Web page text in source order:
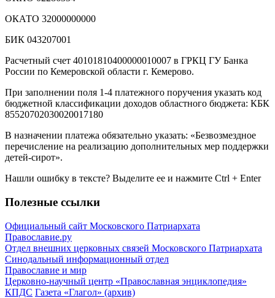
ОКАТО 32000000000
БИК 043207001
Расчетный счет 40101810400000010007 в ГРКЦ ГУ Банка
России по Кемеровской области г. Кемерово.
При заполнении поля 1-4 платежного поручения указать код
бюджетной классификации доходов областного бюджета: КБК
85520702030020017180
В назначении платежа обязательно указать: «Безвозмездное
перечисление на реализацию дополнительных мер поддержки
детей-сирот».
Нашли ошибку в тексте? Выделите ее и нажмите Ctrl + Enter
Полезные ссылки
Официальный сайт Московского Патриархата
Православие.ру
Отдел внешних церковных связей Московского Патриархата
Синодальный информационный отдел
Православие и мир
Церковно-научный центр «Православная энциклопедия»
КПДС Газета «Глагол» (архив)